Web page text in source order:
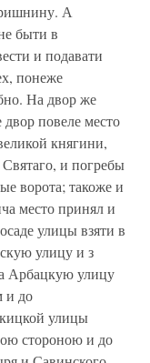
А
быти в
и подавати
понеже
На двор же
повеле место
княгини,
и погребы
ворота; такоже и
место принял и
улицы взяти в
улицу и з
Арбацкую улицу
и до
улицы
стороною и до